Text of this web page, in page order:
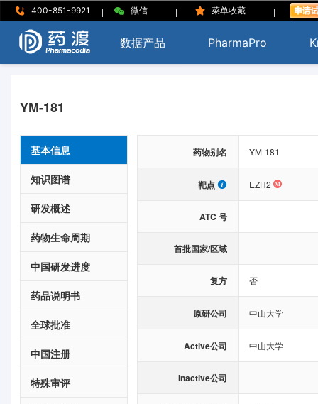
400-851-9921 | 微信 | 菜单收藏 |
数据产品 PharmaPro
YM-181
基本信息
知识图谱
研发概述
药物生命周期
中国研发进度
药品说明书
全球批准
中国注册
特殊审评
药物别名 YM-181
靶点 EZH2
ATC 号
首批国家/区域
复方 否
原研公司 中山大学
Active公司 中山大学
Inactive公司